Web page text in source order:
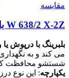
مقايسه
W 638/2 X-2Z بلبرینگ
بلبرینگ با درپوش یا
می کند و به نگهداری
شستشو محافظت
یکپارچه: این نوع